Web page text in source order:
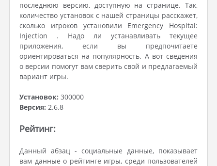
последнюю версию, доступную на странице. Так,
количество установок с нашей страницы расскажет,
сколько игроков установили Emergency Hospital:
Injection . Надо ли устанавливать текущее
приложения, если вы предпочитаете
ориентироваться на популярность. А вот сведения
о версии помогут вам сверить свой и предлагаемый
вариант игры.
Установок: 300000
Версия: 2.6.8
Рейтинг:
Данный абзац - социальные данные, показывает
вам данные о рейтинге игры, среди пользователей